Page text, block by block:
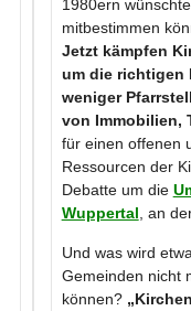
1980ern
mitbestimmen
Jetzt kämpfen
um die richtigen
weniger
von Immobilien,
für einen offenen
Ressourcen der
Debatte um die
Wuppertal , an
Und was wird
Gemeinden nicht
können?